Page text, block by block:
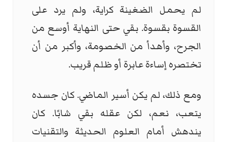
لم يحمل الضغينة كراية، ولم يرد على
القسوة بقسوة. بقي حتى النهاية أوسع من
الجرح، وأهدأ من الخصومة، وأكبر من أن
تختصره إساءة عابرة أو ظلم قريب.
ومع ذلك، لم يكن أسير الماضي. كان جسده
يتعب، نعم، لكن عقله بقي شابًا. كان
يندهش أمام العلوم الحديثة والتقنيات